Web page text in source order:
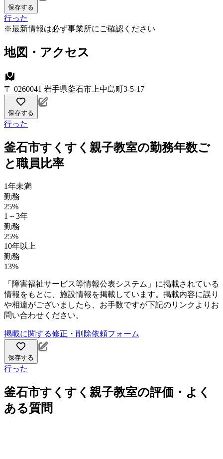
保存する
行った
※最新情報は必ず事業所にご確認ください
地図・アクセス
〒 0260041 岩手県釜石市上中島町3-5-17
保存する
行った
釜石市すくすく親子教室の勤務年数ご
と職員比率
1年未満
勤務
25%
1～3年
勤務
25%
10年以上
勤務
13%
「障害福祉サービス等情報公表システム」に掲載されている
情報をもとに、施設情報を掲載しています。掲載内容に誤り
や相違がございましたら、お手数ですが下記のリンクよりお
問い合わせください。
掲載に関する修正・削除依頼フォーム
保存する
行った
釜石市すくすく親子教室の評価・よく
ある質問